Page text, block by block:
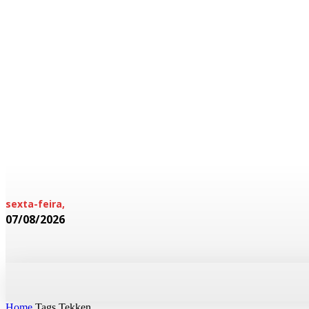
sexta-feira,
07/08/2026